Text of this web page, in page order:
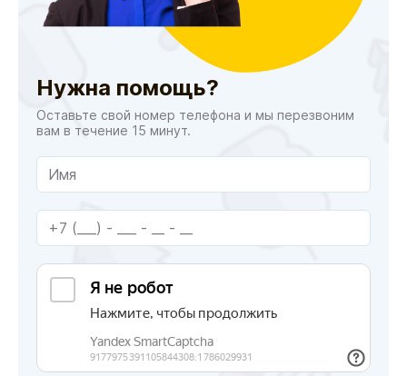
Нужна помощь?
Оставьте свой номер телефона и мы перезвоним
вам в течение 15 минут.